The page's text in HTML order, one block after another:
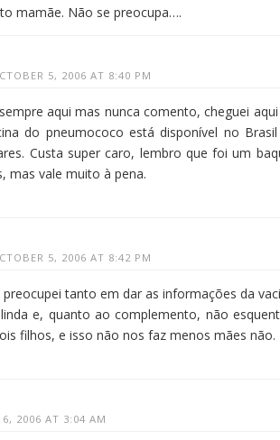
mamãe. Não se preocupa….
5, 2006 AT 8:40 PM
aqui mas nunca comento, cheguei
do pneumococo está disponível no
Custa super caro, lembro que foi um
mas vale muito à pena.
5, 2006 AT 8:42 PM
tanto em dar as informações da
e, quanto ao complemento, não
filhos, e isso não nos faz menos mães não.
6, 2006 AT 3:04 AM